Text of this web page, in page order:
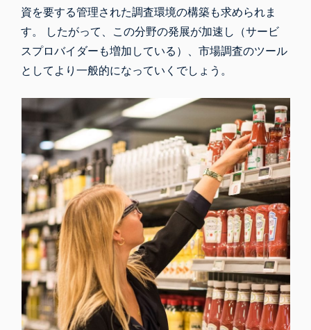
資を要する管理された調査環境の構築も求められま
す。 したがって、この分野の発展が加速し（サービ
スプロバイダーも増加している）、市場調査のツール
としてより一般的になっていくでしょう。